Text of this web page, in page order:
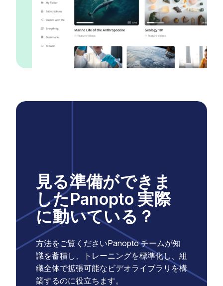
見る準備ができま
したPanopto 実際
に動いている？
方法をご覧くださいPanopto チームが知
識を蓄積し、トレーニングを標準化し、組
織全体で拡張可能なビデオライブラリを構
築するのに役立ちます。